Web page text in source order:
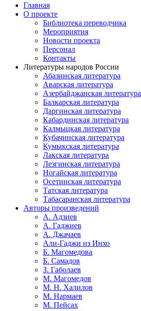
Главная
О проекте
Библиотека переводчика
Мероприятия
Новости проекта
Персонал
Контакты
Литературы народов России
Абазинская литература
Аварская литература
Азербайджанская литература
Балкарская литература
Даргинская литература
Кабардинская литература
Калмыцкая литература
Кубачинская литература
Кумыкская литература
Лакская литература
Лезгинская литература
Ногайская литература
Осетинская литература
Татская литература
Табасаранская литература
Авторы произведений
А. Адзиев
А. Гаджиев
А. Джачаев
Али-Гаджи из Инхо
Б. Магомедова
Б. Самадов
З. Габолаев
М. Магомедов
М. Н. Халилов
М. Нармаев
М. Пейсах